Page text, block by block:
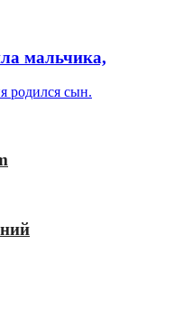
мальчика,
родился сын.